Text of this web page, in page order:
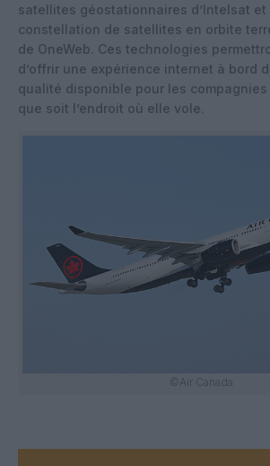
satellites géostationnaires d’Intelsat et
constellation de satellites en orbite
de OneWeb. Ces technologies
d’offrir une expérience internet à bord
qualité disponible pour les
que soit l’endroit où elle vole.
©Air Canada